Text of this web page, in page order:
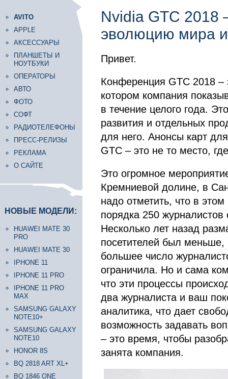
AVITO
APPLE
АКСЕССУАРЫ
ПЛАНШЕТЫ И
НОУТБУКИ
ОПЕРАТОРЫ
АВТО
ФОТО
СОФТ
РАДИОТЕЛЕФОНЫ
ПРЕСС-РЕЛИЗЫ
РЕКЛАМА
О САЙТЕ
НОВЫЕ МОДЕЛИ:
HUAWEI MATE 30
PRO
HUAWEI MATE 30
IPHONE 11
IPHONE 11 PRO
IPHONE 11 PRO
MAX
SAMSUNG GALAXY
NOTE10+
SAMSUNG GALAXY
NOTE10
HONOR 8S
BQ 2818 ART XL+
BQ 1846 ONE
Nvidia GTC 2018
эволюцию мира и
Привет.
Конференция GTC 2018 –
котором компания
в течение целого года.
развития и отдельных
для него. Анонсы карт
GTC – это не то место,
Это огромное
Кремниевой долине, в
надо отметить, что в
порядка 250
Несколько лет назад
посетителей был меньше,
большее число
ограничила. Но и сама
что эти процессы
два журналиста и ваш
аналитика, что дает
возможность задавать
– это время, чтобы
занята компания.